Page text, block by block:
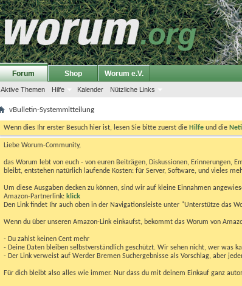
Forum
Aktive Themen Hilfe Kalender Nützliche Links
Shop Worum e.V.
vBulletin-Systemmitteilung
Wenn dies Ihr erster Besuch hier ist, lesen Sie bitte zuerst die Hilfe und die
Liebe Worum-Community,
das Worum lebt von euch - von euren Beiträgen, Diskussionen, Erinnerungen,
bleibt, entstehen natürlich laufende Kosten: für Server, Software, und vieles
Um diese Ausgaben decken zu können, sind wir auf kleine Einnahmen
Amazon-Partnerlink: klick
Den Link findet Ihr auch oben in der Navigationsleiste unter "Unterstütze das
Wenn du über unseren Amazon-Link einkaufst, bekommt das Worum von
- Du zahlst keinen Cent mehr
- Deine Daten bleiben selbstverständlich geschützt. Wir sehen nicht, wer was
- Der Link verweist auf Werder Bremen Suchergebnisse als Vorschlag, aber
Für dich bleibt also alles wie immer. Nur dass du mit deinem Einkauf ganz